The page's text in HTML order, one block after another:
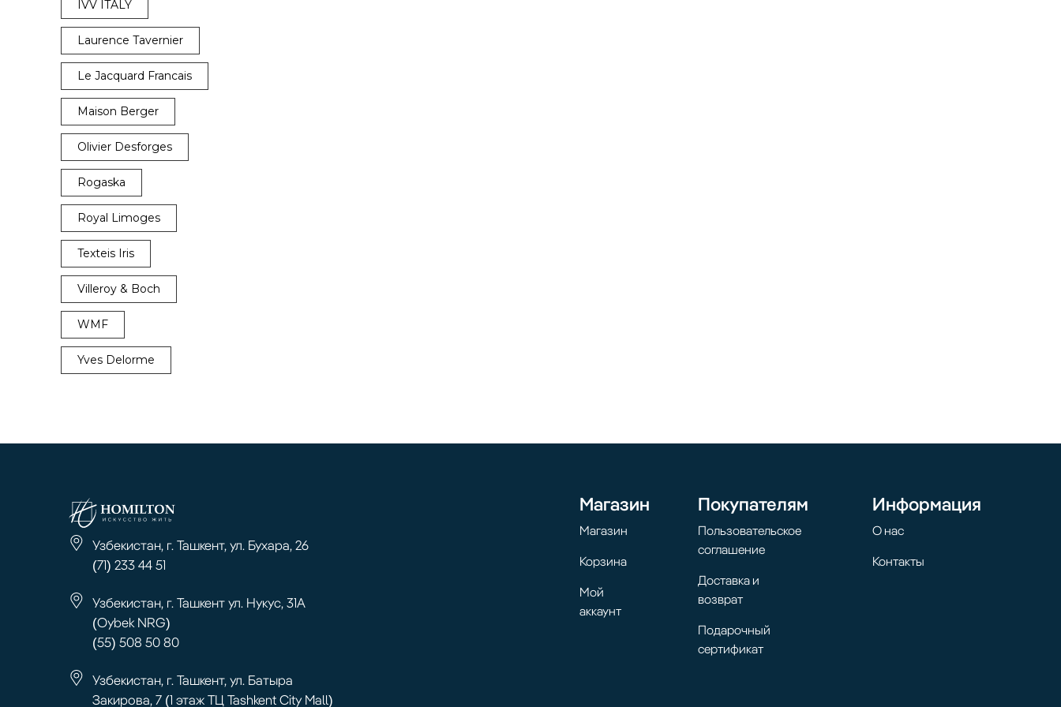
IVV ITALY
Laurence Tavernier
Le Jacquard Francais
Maison Berger
Olivier Desforges
Rogaska
Royal Limoges
Texteis Iris
Villeroy & Boch
WMF
Yves Delorme
Узбекистан, г. Ташкент, ул. Бухара, 26
(71) 233 44 51
Узбекистан, г. Ташкент ул. Нукус, 31А
(Oybek NRG)
(55) 508 50 80
Узбекистан, г. Ташкент, ул. Батыра
Закирова, 7 (1 этаж ТЦ Tashkent City Mall)
Магазин
Магазин
Корзина
Мой
аккаунт
Покупателям
Пользовательское
соглашение
Доставка и
возврат
Подарочный
сертификат
Информация
О нас
Контакты